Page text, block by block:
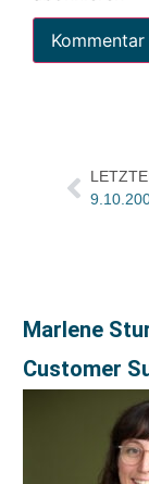
Marlene
Customer